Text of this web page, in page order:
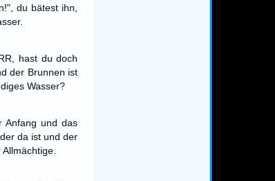
du bätest ihn,
hast du doch
der Brunnen ist
Wasser?
Anfang und das
da ist und der